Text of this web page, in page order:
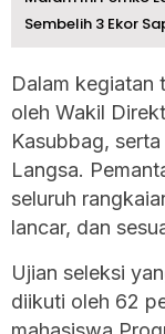
Sembelih 3 Ekor
Dalam kegiatan
oleh Wakil
Kasubbag,
Langsa.
seluruh
lancar, dan
Ujian seleksi
diikuti oleh 62